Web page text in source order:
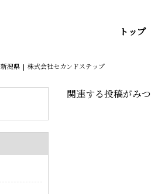
トップ
新潟県 | 株式会社セカンドステップ
関連する投稿がみ